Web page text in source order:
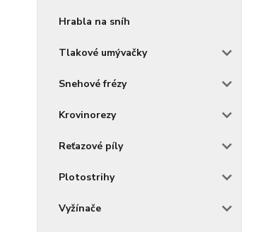
Hrabla na sníh
Tlakové umývačky
Snehové frézy
Krovinorezy
Reťazové píly
Plotostrihy
Vyžínače